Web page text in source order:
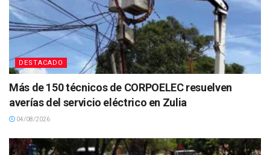
DESTACADO
Más de 150 técnicos de CORPOELEC resuelven
averías del servicio eléctrico en Zulia
04/08/2026